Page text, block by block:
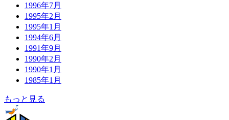
1996年7月
1995年2月
1995年1月
1994年6月
1991年9月
1990年2月
1990年1月
1985年1月
もっと見る